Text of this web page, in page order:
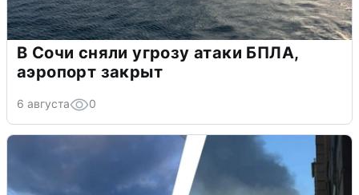
В Сочи сняли угрозу атаки БПЛА,
аэропорт закрыт
6 августа 0